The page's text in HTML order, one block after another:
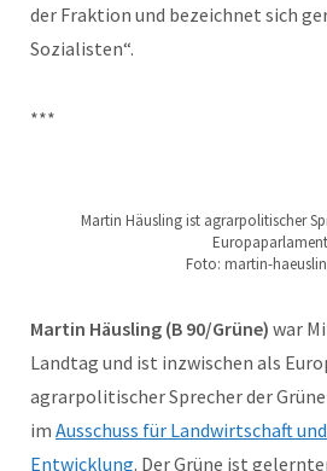
der Fraktion und bezeichnet sich
Sozialisten“.
***
Martin Häusling ist agrarpolitischer
Europaparlament
Foto: martin-
Martin Häusling (B 90/Grüne) war
Landtag und ist inzwischen als
agrarpolitischer Sprecher der
im Ausschuss für Landwirtschaft
Entwicklung. Der Grüne ist